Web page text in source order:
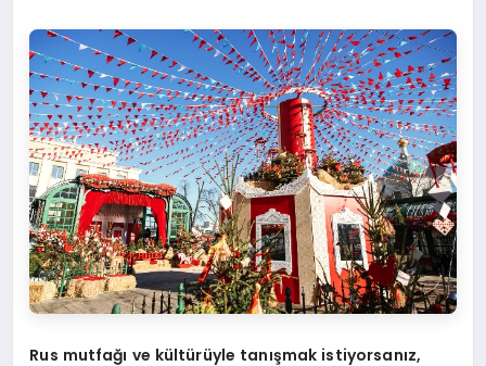
Rus mutfağı ve kültürüyle tanışmak istiyorsanız,